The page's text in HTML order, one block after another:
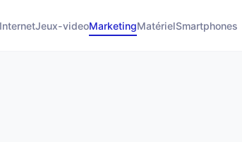
Jeux-videoMarketingMatérielSmartphones